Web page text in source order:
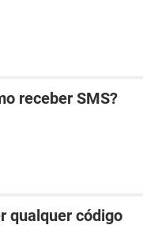
receber SMS?
qualquer código